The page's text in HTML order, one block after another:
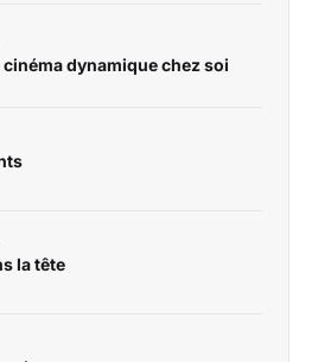
cinéma dynamique chez soi
la tête